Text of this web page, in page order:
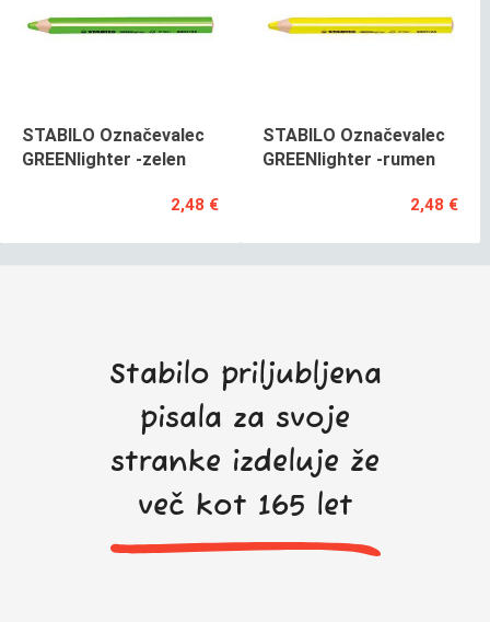
STABILO Označevalec
GREENlighter -zelen
2,48 €
STABILO Označevalec
GREENlighter -rumen
2,48 €
Stabilo priljubljena
pisala za svoje
stranke izdeluje že
več kot 165 let